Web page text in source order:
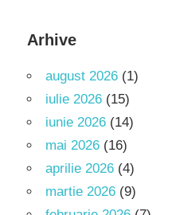
Arhive
august 2026 (1)
iulie 2026 (15)
iunie 2026 (14)
mai 2026 (16)
aprilie 2026 (4)
martie 2026 (9)